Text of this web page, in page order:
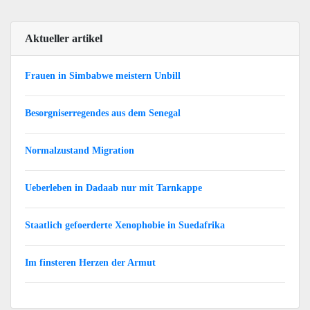
Aktueller artikel
Frauen in Simbabwe meistern Unbill
Besorgniserregendes aus dem Senegal
Normalzustand Migration
Ueberleben in Dadaab nur mit Tarnkappe
Staatlich gefoerderte Xenophobie in Suedafrika
Im finsteren Herzen der Armut